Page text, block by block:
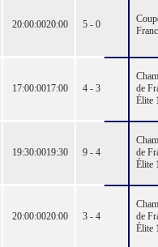
20:00:0020:00 5 - 0
17:00:0017:00 4 - 3
de
Élite
19:30:0019:30 9 - 4
de
Élite
20:00:0020:00 3 - 4
de
Élite